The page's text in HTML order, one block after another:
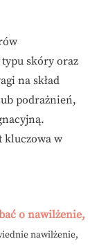
skóry oraz
na skład
podrażnień,
kluczowa w
o nawilżenie,
nawilżenie,